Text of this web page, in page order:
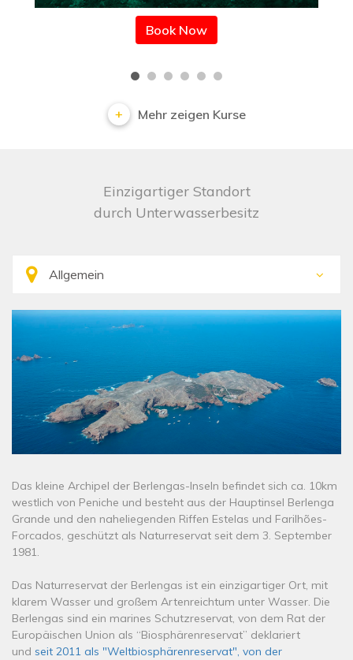
Book Now
Mehr zeigen Kurse
Einzigartiger Standort
durch Unterwasserbesitz
Das kleine Archipel der Berlengas-Inseln befindet sich ca. 10km
westlich von Peniche und besteht aus der Hauptinsel Berlenga
Grande und den naheliegenden Riffen Estelas und Farilhões-
Forcados, geschützt als Naturreservat seit dem 3. September
1981.
Das Naturreservat der Berlengas ist ein einzigartiger Ort, mit
klarem Wasser und großem Artenreichtum unter Wasser. Die
Berlengas sind ein marines Schutzreservat, von dem Rat der
Europäischen Union als “Biosphärenreservat” deklariert
und seit 2011 als "Weltbiosphärenreservat", von der